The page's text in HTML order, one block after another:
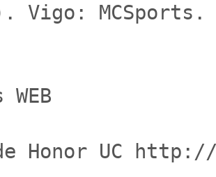
Vigo: MCSports.
Honor UC